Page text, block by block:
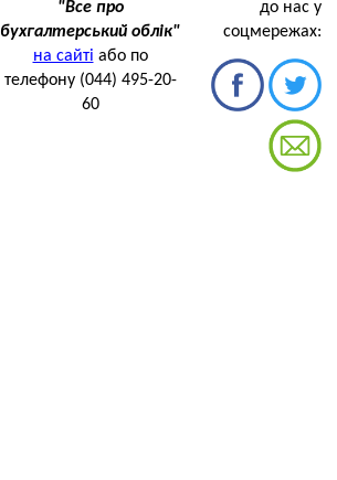
"Все про
бухгалтерський облік"
на сайті або по
телефону (044) 495-20-
60
до нас у
соцмережах: